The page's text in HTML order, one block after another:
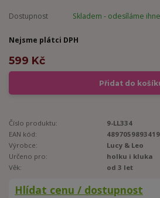
Dostupnost Skladem - odesíláme
Nejsme plátci DPH
599 Kč
Přidat do
Číslo produktu:
9-LL334
EAN kód:
4897059893419
Výrobce:
Lucy & Leo
Určeno pro:
holku i kluka
Věk:
od 3 let
Hlídat cenu / dostupnost